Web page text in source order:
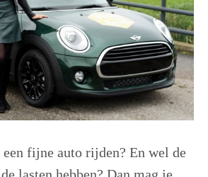
fijne auto rijden? En wel de